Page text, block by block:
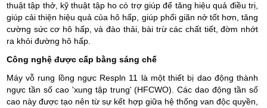
thuật tập thở, kỹ thuật tập ho có trợ giúp để tăng hiệu quả điều trị,
giúp cải thiện hiệu quả của hô hấp, giúp phổi giãn nở tốt hơn, tăng
cường sức cơ hô hấp, và đào thải, bài trừ các chất tiết, đờm nhớt
ra khỏi đường hô hấp.
Công nghệ được cấp bằng sáng chế
Máy vỗ rung lồng ngực Respln 11 là một thiết bị dao động thành
ngực tần số cao 'xung tập trung' (HFCWO). Các dao động tần số
cao này được tạo nên từ sự kết hợp giữa hệ thống van độc quyền,